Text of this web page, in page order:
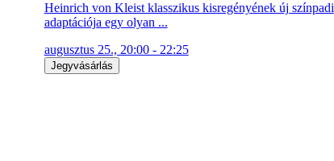
Heinrich von Kleist klasszikus kisregényének új színpadi
adaptációja egy olyan ...
augusztus 25., 20:00 - 22:25
Jegyvásárlás